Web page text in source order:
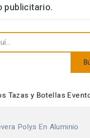
publicitario.
Tazas y Botellas
Polys En Aluminio